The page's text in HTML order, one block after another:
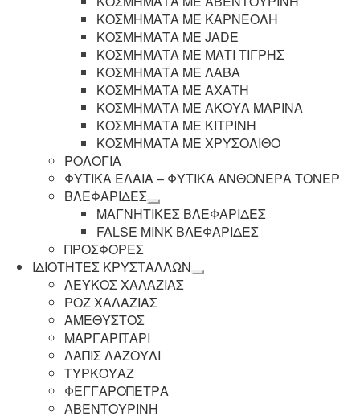
ΚΟΣΜΗΜΑΤΑ ΜΕ ΚΑΡΝΕΟΛΗ
ΚΟΣΜΗΜΑΤΑ ΜΕ JADE
ΚΟΣΜΗΜΑΤΑ ΜΕ ΜΑΤΙ ΤΙΓΡΗΣ
ΚΟΣΜΗΜΑΤΑ ΜΕ ΛΑΒΑ
ΚΟΣΜΗΜΑΤΑ ΜΕ ΑΧΑΤΗ
ΚΟΣΜΗΜΑΤΑ ΜΕ ΑΚΟΥΑ ΜΑΡΙΝΑ
ΚΟΣΜΗΜΑΤΑ ΜΕ ΚΙΤΡΙΝΗ
ΚΟΣΜΗΜΑΤΑ ΜΕ ΧΡΥΣΟΛΙΘΟ
ΡΟΛΟΓΙΑ
ΦΥΤΙΚΑ ΕΛΑΙΑ – ΦΥΤΙΚΑ ΑΝΘΟΝΕΡΑ ΤΟΝΕΡ
ΒΛΕΦΑΡΙΔΕΣ
Επέκταση
υπό-
ΜΑΓΝΗΤΙΚΕΣ ΒΛΕΦΑΡΙΔΕΣ
FALSE MINK ΒΛΕΦΑΡΙΔΕΣ
ΠΡΟΣΦΟΡΕΣ
ΙΔΙΟΤΗΤΕΣ ΚΡΥΣΤΑΛΛΩΝ
Επέκταση
ΛΕΥΚΟΣ ΧΑΛΑΖΙΑΣ
ΡΟΖ ΧΑΛΑΖΙΑΣ
ΑΜΕΘΥΣΤΟΣ
ΜΑΡΓΑΡΙΤΑΡΙ
ΛΑΠΙΣ ΛΑΖΟΥΛΙ
ΤΥΡΚΟΥΑΖ
ΦΕΓΓΑΡΟΠΕΤΡΑ
ΑΒΕΝΤΟΥΡΙΝΗ